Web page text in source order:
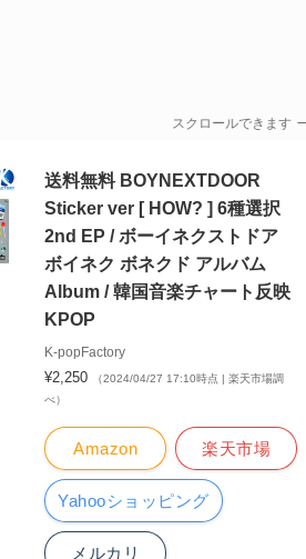
スクロールできます
送料無料 BOYNEXTDOOR
Sticker ver [ HOW? ] 6種選択
2nd EP / ボーイネクストドア
ボイネク ボネクド アルバム
Album / 韓国音楽チャート反映
KPOP
K-popFactory
¥2,250
（2024/04/27 17:10時点 | 楽天市場調
べ）
Amazon 楽天市場
Yahooショッピング
メルカリ